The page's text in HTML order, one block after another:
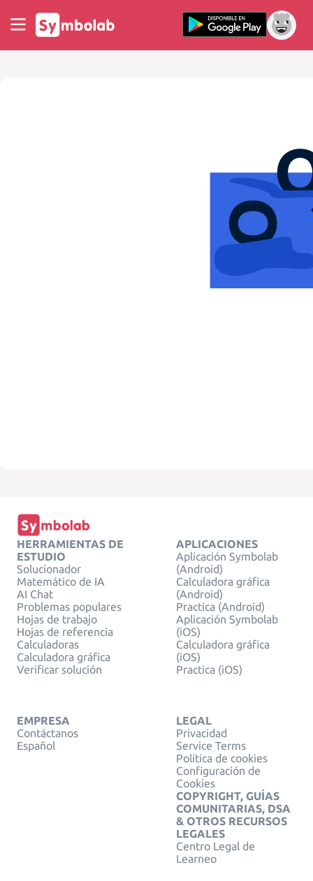
HERRAMIENTAS DE
ESTUDIO
Solucionador
Matemático de IA
AI Chat
Problemas populares
Hojas de trabajo
Hojas de referencia
Calculadoras
Calculadora gráfica
Verificar solución
APLICACIONES
Aplicación Symbolab
(Android)
Calculadora gráfica
(Android)
Practica (Android)
Aplicación Symbolab
(iOS)
Calculadora gráfica
(iOS)
Practica (iOS)
EMPRESA
Contáctanos
Español
LEGAL
Privacidad
Service Terms
Política de cookies
Configuración de
Cookies
COPYRIGHT, GUÍAS
COMUNITARIAS, DSA
& OTROS RECURSOS
LEGALES
Centro Legal de
Learneo